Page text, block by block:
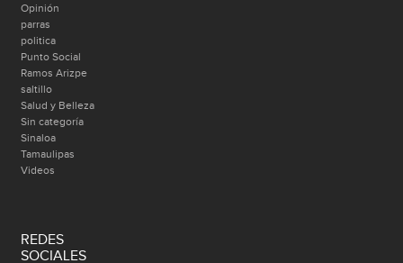
Opinión
parras
politica
Punto Social
Ramos Arizpe
saltillo
Salud y Belleza
Sin categoría
Sinaloa
Tamaulipas
Videos
REDES
SOCIALES